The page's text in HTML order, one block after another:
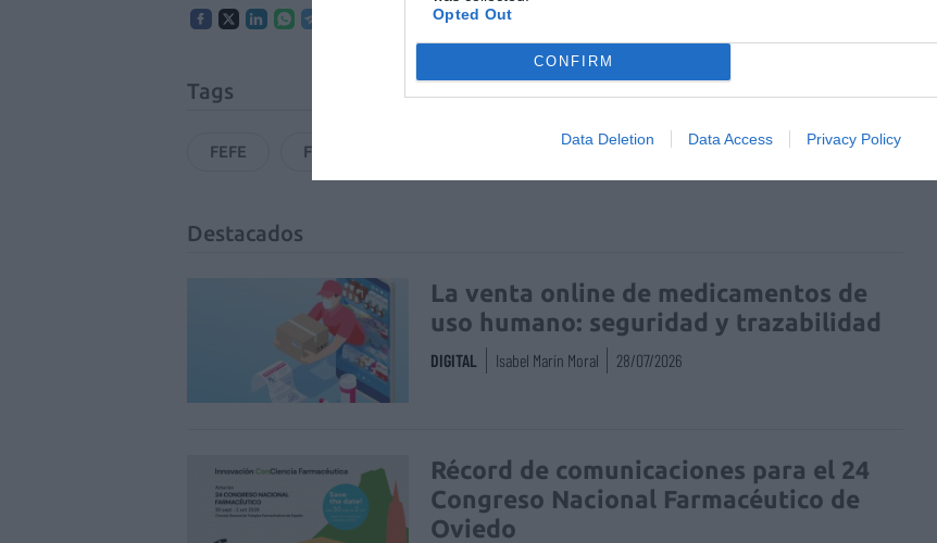
Opted Out
CONFIRM
Data Deletion Data Access Privacy Policy
Tags
FEFE FEDIFAR
Destacados
La venta online de medicamentos de
uso humano: seguridad y trazabilidad
DIGITAL Isabel Marín Moral 28/07/2026
Récord de comunicaciones para el 24
Congreso Nacional Farmacéutico de
Oviedo